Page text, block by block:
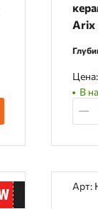
Arix
Цена:
В
Арт: